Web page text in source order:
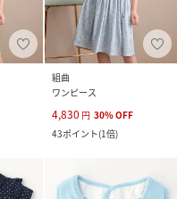
組曲
ワンピース
4,830 円 30%OFF
43ポイント(1倍)